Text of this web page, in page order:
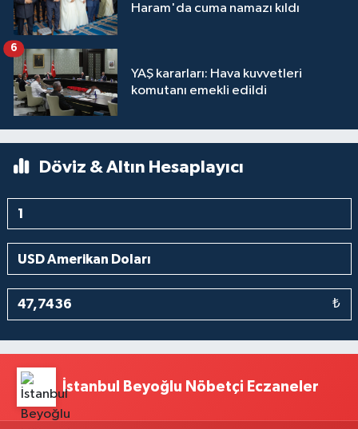
Haram'da cuma namazı kıldı
YAŞ kararları: Hava kuvvetleri
komutanı emekli edildi
6
Döviz & Altın Hesaplayıcı
₺
İstanbul Beyoğlu Nöbetçi Eczaneler